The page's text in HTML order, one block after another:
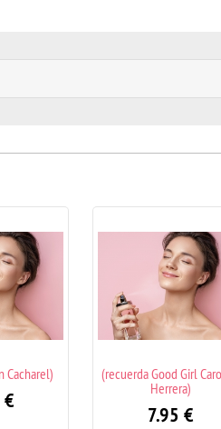
Carolina
€
(recuerda Prada
Intense)
7.95€